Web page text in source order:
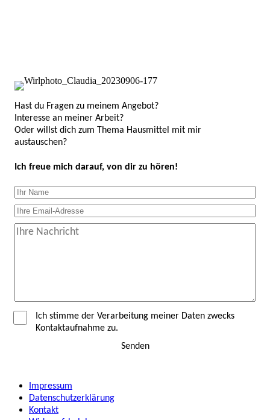
Hast du Fragen zu meinem Angebot?
Interesse an meiner Arbeit?
Oder willst dich zum Thema Hausmittel mit mir
austauschen?
Ich freue mich darauf, von dir zu hören!
Ich stimme der Verarbeitung meiner Daten zwecks
Kontaktaufnahme zu.
Senden
Impressum
Datenschutzerklärung
Kontakt